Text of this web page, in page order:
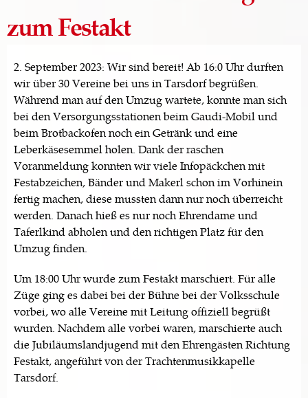
zum Festakt
2. September 2023: Wir sind bereit! Ab 16:0 Uhr durften
wir über 30 Vereine bei uns in Tarsdorf begrüßen.
Während man auf den Umzug wartete, konnte man sich
bei den Versorgungsstationen beim Gaudi-Mobil und
beim Brotbackofen noch ein Getränk und eine
Leberkäsesemmel holen. Dank der raschen
Voranmeldung konnten wir viele Infopäckchen mit
Festabzeichen, Bänder und Makerl schon im Vorhinein
fertig machen, diese mussten dann nur noch überreicht
werden. Danach hieß es nur noch Ehrendame und
Taferlkind abholen und den richtigen Platz für den
Umzug finden.
Um 18:00 Uhr wurde zum Festakt marschiert. Für alle
Züge ging es dabei bei der Bühne bei der Volksschule
vorbei, wo alle Vereine mit Leitung offiziell begrüßt
wurden. Nachdem alle vorbei waren, marschierte auch
die Jubiläumslandjugend mit den Ehrengästen Richtung
Festakt, angeführt von der Trachtenmusikkapelle
Tarsdorf.